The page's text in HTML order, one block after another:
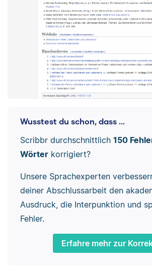
Wusstest du schon, dass ...
Scribbr durchschnittlich 150
Wörterkorrigiert?
Unsere Sprachexperten
deiner Abschlussarbeit den
Ausdruck, die Interpunktion und
Fehler.
Erfahre mehr zur